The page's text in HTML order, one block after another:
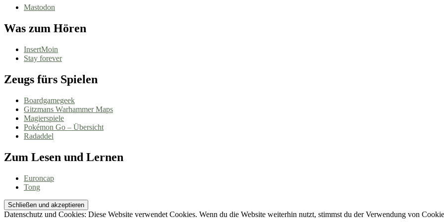
Mastodon
Was zum Hören
InsertMoin
Stay forever
Zeugs fürs Spielen
Boardgamegeek
Gitzmans Warhammer Maps
Magierspiele
Pokémon Go – Übersicht
Radaddel
Zum Lesen und Lernen
Euroncap
Tong
Datenschutz und Cookies: Diese Website verwendet Cookies. Wenn du die Website weiterhin nutzt, stimmst du der Verwendung von